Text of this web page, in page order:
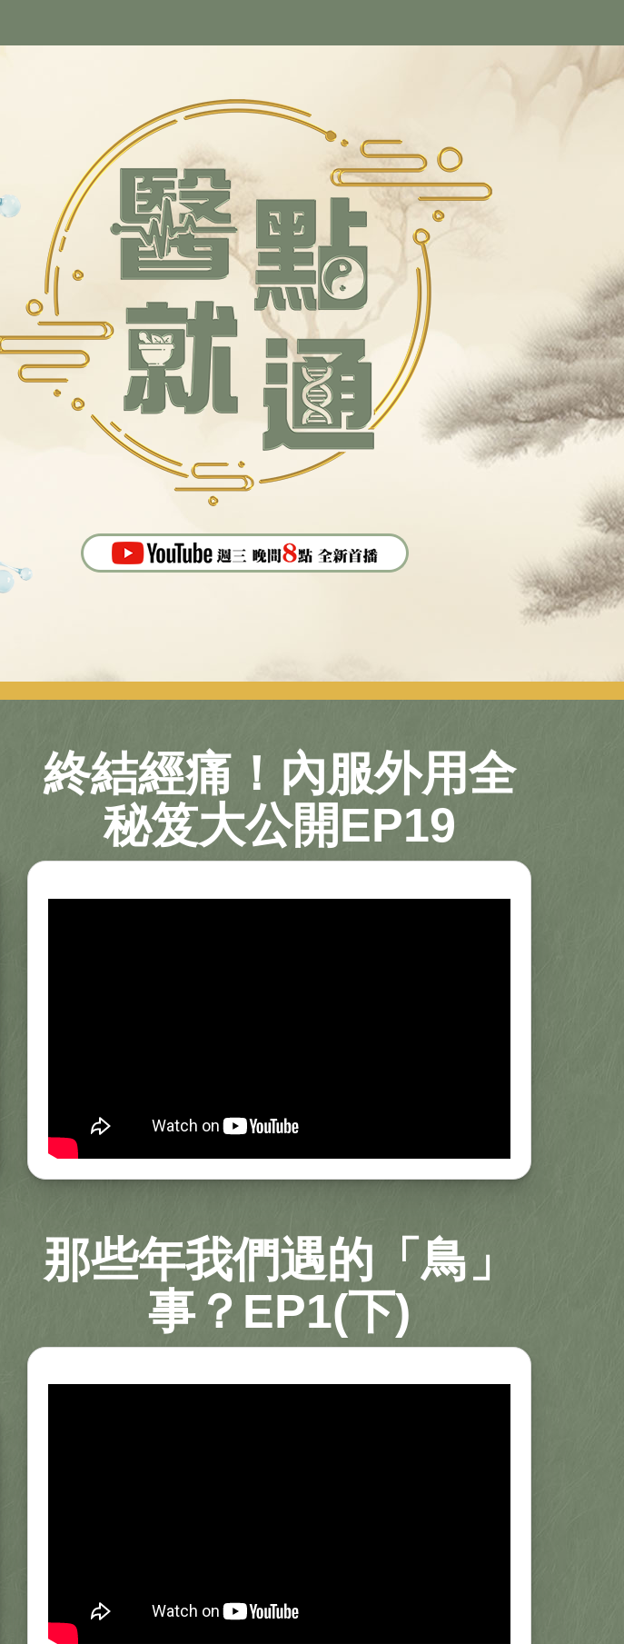
終結經痛！內服外用全
秘笈大公開EP19
那些年我們遇的「鳥」
事？EP1(下)